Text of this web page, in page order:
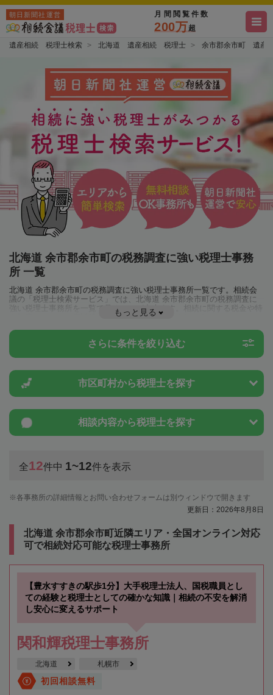
朝日新聞社運営 月間閲覧件数
200万超
遺産相続 税理士検索 北海道 遺産相続 税理士 余市郡余市町 遺産
北海道 余市郡余市町の税務調査に強い税理士事務
所 一覧
北海道 余市郡余市町の税務調査に強い税理士事務所一覧です。相続会
議の「税理士検索サービス」では、北海道 余市郡余市町の税務調査に
強い税理士事務所を一覧で見ることが出来ます。相続に関する税金や特
例制度のことは一度近隣の税理士に相談してみましょう。
もっと見る
さらに条件を絞り込む
市区町村から税理士を探す
相談内容から税理士を探す
全12件中 1~12件を表示
各事務所の詳細情報とお問い合わせフォームは別ウィンドウで開きます
更新日：2026年8月8日
北海道 余市郡余市町近隣エリア・全国オンライン対応
可で相続対応可能な税理士事務所
【豊水すすきの駅歩1分】大手税理士法人、国税職員とし
ての経験と税理士としての確かな知識｜相続の不安を解消
し安心に変えるサポート
関和輝税理士事務所
北海道 札幌市
初回相談無料